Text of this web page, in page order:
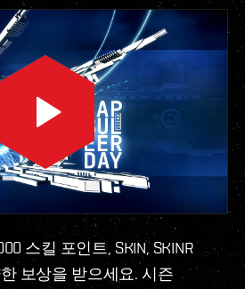
스킬 포인트, SKIN, SKINR
보상을 받으세요. 시즌